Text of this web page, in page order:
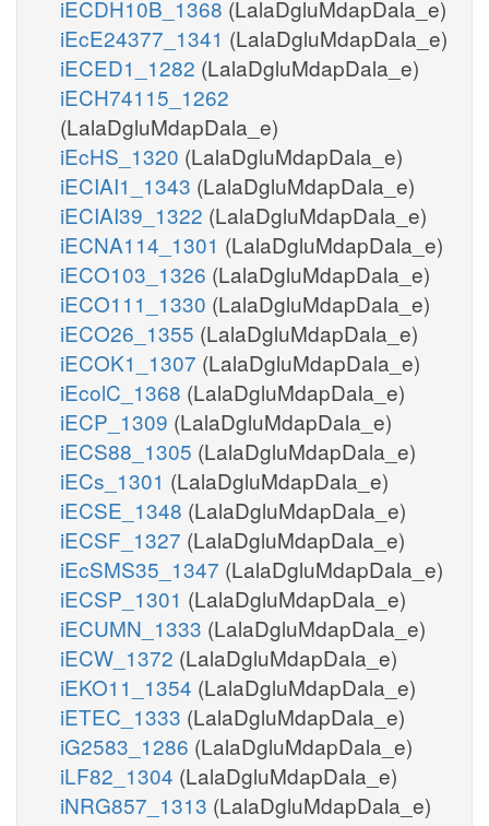
iECDH10B_1368 (LalaDgluMdapDala_e)
iEcE24377_1341 (LalaDgluMdapDala_e)
iECED1_1282 (LalaDgluMdapDala_e)
iECH74115_1262
(LalaDgluMdapDala_e)
iEcHS_1320 (LalaDgluMdapDala_e)
iECIAI1_1343 (LalaDgluMdapDala_e)
iECIAI39_1322 (LalaDgluMdapDala_e)
iECNA114_1301 (LalaDgluMdapDala_e)
iECO103_1326 (LalaDgluMdapDala_e)
iECO111_1330 (LalaDgluMdapDala_e)
iECO26_1355 (LalaDgluMdapDala_e)
iECOK1_1307 (LalaDgluMdapDala_e)
iEcolC_1368 (LalaDgluMdapDala_e)
iECP_1309 (LalaDgluMdapDala_e)
iECS88_1305 (LalaDgluMdapDala_e)
iECs_1301 (LalaDgluMdapDala_e)
iECSE_1348 (LalaDgluMdapDala_e)
iECSF_1327 (LalaDgluMdapDala_e)
iEcSMS35_1347 (LalaDgluMdapDala_e)
iECSP_1301 (LalaDgluMdapDala_e)
iECUMN_1333 (LalaDgluMdapDala_e)
iECW_1372 (LalaDgluMdapDala_e)
iEKO11_1354 (LalaDgluMdapDala_e)
iETEC_1333 (LalaDgluMdapDala_e)
iG2583_1286 (LalaDgluMdapDala_e)
iLF82_1304 (LalaDgluMdapDala_e)
iNRG857_1313 (LalaDgluMdapDala_e)